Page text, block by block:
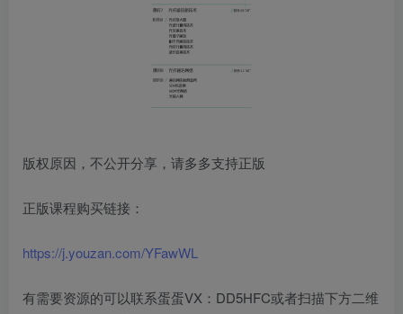
版权原因，不公开分享，请多多支持正版
正版课程购买链接：
https://j.youzan.com/YFawWL
有需要资源的可以联系蛋蛋VX：DD5HFC或者扫描下方二维